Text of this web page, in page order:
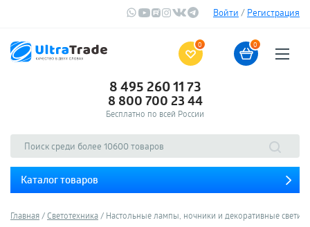
Войти / Регистрация
0 0
8 495 260 11 73
8 800 700 23 44
Бесплатно по всей России
Каталог товаров
Главная Светотехника Настольные лампы, ночники и декоративные